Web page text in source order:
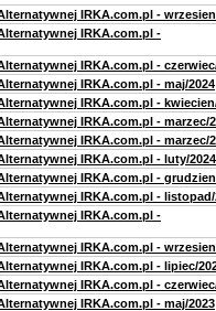
IRKA.com.pl -
IRKA.com.pl -
IRKA.com.pl -
IRKA.com.pl - maj/2024
IRKA.com.pl -
IRKA.com.pl - marzec/
IRKA.com.pl - marzec/
IRKA.com.pl - luty/2024
IRKA.com.pl -
IRKA.com.pl - listopad/
IRKA.com.pl -
IRKA.com.pl -
IRKA.com.pl - lipiec/
IRKA.com.pl -
IRKA.com.pl - maj/2023